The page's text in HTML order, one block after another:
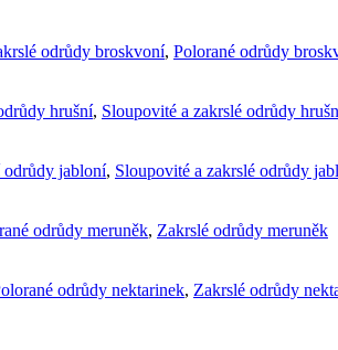
odrůdy broskvoní, Polorané odrůdy
hrušní, Sloupovité a zakrslé odrůdy
odrůdy jabloní, Sloupovité a zakrslé odrůdy
odrůdy meruněk, Zakrslé odrůdy meruněk
odrůdy nektarinek, Zakrslé odrůdy